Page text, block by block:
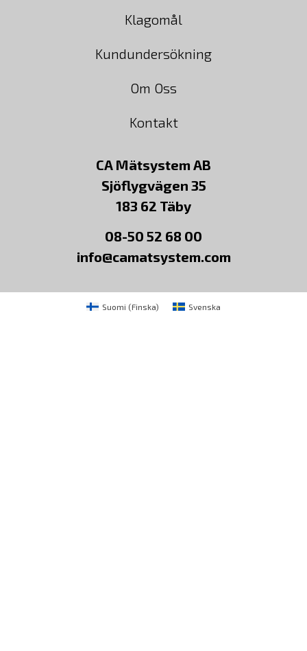
Klagomål
Kundundersökning
Om Oss
Kontakt
CA Mätsystem AB
Sjöflygvägen 35
183 62 Täby
08-50 52 68 00
info@camatsystem.com
Suomi (Finska) Svenska